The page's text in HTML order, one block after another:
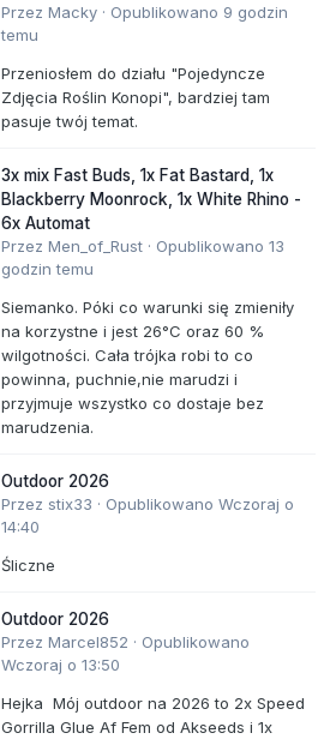
Przez Macky · Opublikowano 9 godzin
temu
Przeniosłem do działu "Pojedyncze
Zdjęcia Roślin Konopi", bardziej tam
pasuje twój temat.
3x mix Fast Buds, 1x Fat Bastard, 1x
Blackberry Moonrock, 1x White Rhino -
6x Automat
Przez Men_of_Rust · Opublikowano 13
godzin temu
Siemanko. Póki co warunki się zmieniły
na korzystne i jest 26°C oraz 60 %
wilgotności. Cała trójka robi to co
powinna, puchnie,nie marudzi i
przyjmuje wszystko co dostaje bez
marudzenia.
Outdoor 2026
Przez stix33 · Opublikowano Wczoraj o
14:40
Śliczne
Outdoor 2026
Przez Marcel852 · Opublikowano
Wczoraj o 13:50
Hejka Mój outdoor na 2026 to 2x Speed
Gorrilla Glue Af Fem od Akseeds i 1x